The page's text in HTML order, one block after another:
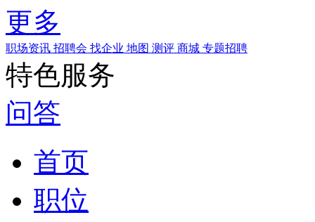
更多
职场资讯 招聘会 找企业 地图 测评 商城 专题招聘
特色服务
问答
首页
职位